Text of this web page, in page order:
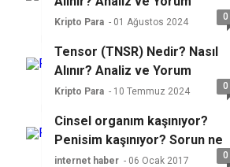
Kripto Para - 01 Ağustos 2024 0
Tensor (TNSR) Nedir? Nasıl
Alınır? Analiz ve Yorum
Kripto Para - 10 Temmuz 2024 0
Cinsel organım kaşınıyor?
Penisim kaşınıyor? Sorun ne
olabilir?
internet haber - 06 Ocak 2017 0